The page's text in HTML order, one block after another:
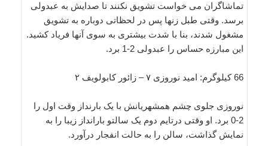
تماشاگران می خواست تشویق نکنند تا صدایش به عبدولی
برسد. وقتی طبل زنها پس در لحظاتی دوباره به تشویق
مشغول شدند، بنا با شدت بیشتری به سوی آنها فریاد کشید.
این مبارزه حساس را عبدولی 2-1 برد.
66 کیلوگرم: امید نوروزی ۷ – زائور کابولویف ۲
نوروزی جلوی چشم همشهریانش با یک بارنداز وقت اول را
2-0 برد. او وقتی درتایم دوم یک سالتو بارانداز زیبا را به
نمایش گذاشت، سالن را به حالت انفجار درآورد.